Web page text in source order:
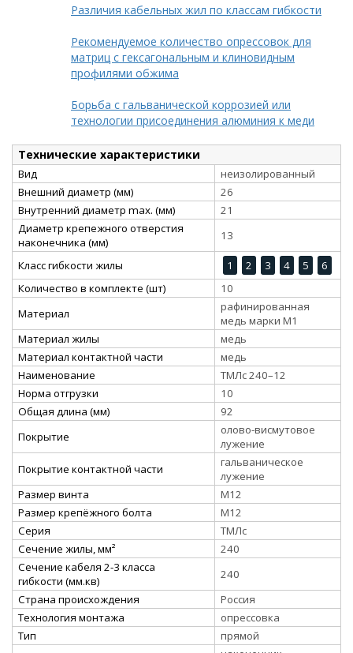
Различия кабельных жил по классам гибкости
Рекомендуемое количество опрессовок для
матриц с гексагональным и клиновидным
профилями обжима
Борьба с гальванической коррозией или
технологии присоединения алюминия к меди
Технические характеристики
Вид
неизолированный
Внешний диаметр (мм)
26
Внутренний диаметр max. (мм)
21
Диаметр крепежного отверстия
наконечника (мм)
13
Класс гибкости жилы 1 2 3 4 5
6
Количество в комплекте (шт)
10
Материал
рафинированная
медь марки М1
Материал жилы
медь
Материал контактной части
медь
Наименование
ТМЛс 240–12
Норма отгрузки
10
Общая длина (мм)
92
Покрытие
олово-висмутовое
лужение
Покрытие контактной части
гальваническое
лужение
Размер винта
М12
Размер крепёжного болта
М12
Серия
ТМЛс
Сечение жилы, мм²
240
Сечение кабеля 2-3 класса
гибкости (мм.кв)
240
Страна происхождения
Россия
Технология монтажа
опрессовка
Тип
прямой